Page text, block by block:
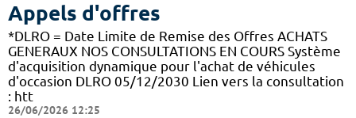
Appels d'offres
*DLRO = Date Limite de Remise des Offres ACHATS
GENERAUX NOS CONSULTATIONS EN COURS Système
d'acquisition dynamique pour l'achat de véhicules
d'occasion DLRO 05/12/2030 Lien vers la consultation
: htt
26/06/2026 12:25